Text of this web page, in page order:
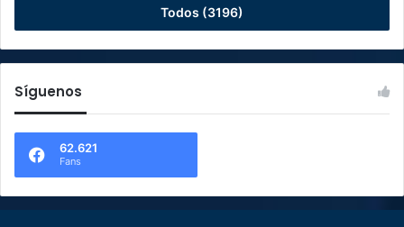
Todos (3196)
Síguenos
62.621
Fans